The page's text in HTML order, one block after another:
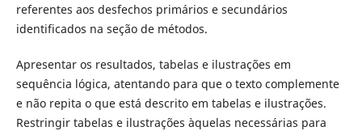
referentes aos desfechos primários e secundários
identificados na seção de métodos.
Apresentar os resultados, tabelas e ilustrações em
sequência lógica, atentando para que o texto complemente
e não repita o que está descrito em tabelas e ilustrações.
Restringir tabelas e ilustrações àquelas necessárias para